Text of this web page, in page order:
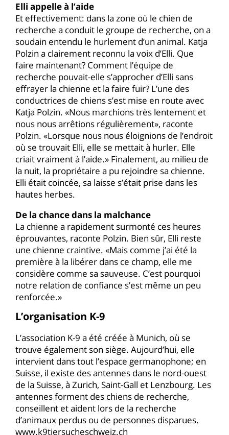
Elli appelle à l’aide
Et effectivement: dans la zone où le chien de
recherche a conduit le groupe de recherche, on a
soudain entendu le hurlement d’un animal. Katja
Polzin a clairement reconnu la voix d’Elli. Que
faire maintenant? Comment l’équipe de
recherche pouvait-elle s’approcher d’Elli sans
effrayer la chienne et la faire fuir? L’une des
conductrices de chiens s’est mise en route avec
Katja Polzin. «Nous marchions très lentement et
nous nous arrêtions régulièrement», raconte
Polzin. «Lorsque nous nous éloignions de l’endroit
où se trouvait Elli, elle se mettait à hurler. Elle
criait vraiment à l’aide.» Finalement, au milieu de
la nuit, la propriétaire a pu rejoindre sa chienne.
Elli était coincée, sa laisse s’était prise dans les
hautes herbes.
De la chance dans la malchance
La chienne a rapidement surmonté ces heures
éprouvantes, raconte Polzin. Bien sûr, Elli reste
une chienne craintive. «Mais comme j’ai été la
première à la libérer dans ce champ, elle me
considère comme sa sauveuse. C’est pourquoi
notre relation de confiance s’est même un peu
renforcée.»
L’organisation K-9
L’association K-9 a été créée à Munich, où se
trouve également son siège. Aujourd’hui, elle
intervient dans tout l’espace germanophone; en
Suisse, il existe des antennes dans le nord-ouest
de la Suisse, à Zurich, Saint-Gall et Lenzbourg. Les
antennes forment des chiens de recherche,
conseillent et aident lors de la recherche
d’animaux perdus ou de personnes disparues.
www.k9tiersucheschweiz.ch